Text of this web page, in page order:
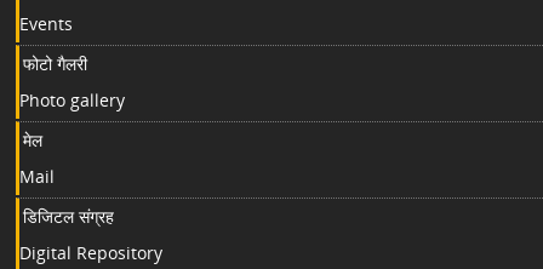
Events
फोटो गैलरी
Photo gallery
मेल
Mail
डिजिटल संग्रह
Digital Repository